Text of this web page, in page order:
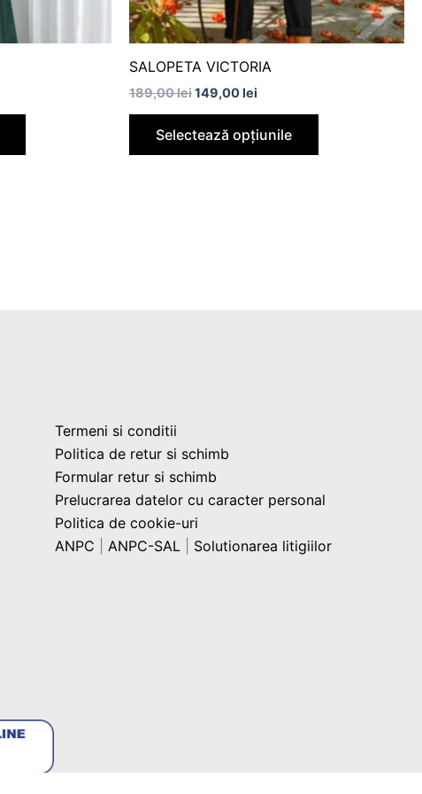
SALOPETA VICTORIA
189,00lei149,00lei
Selectează opțiunile
în
pagina
Termeni si conditii
Politica de retur si schimb
Formular retur si schimb
Prelucrarea datelor cu caracter personal
Politica de cookie-uri
ANPC
ANPC-SAL Solutionarea litigiilor